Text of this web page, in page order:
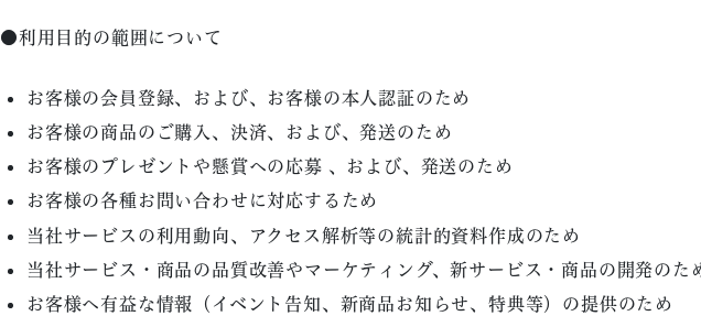
●利用目的の範囲について
お客様の会員登録、および、お客様の本人認証のため
お客様の商品のご購入、決済、および、発送のため
お客様のプレゼントや懸賞への応募 、および、発送のため
お客様の各種お問い合わせに対応するため
当社サービスの利用動向、アクセス解析等の統計的資料作成のため
当社サービス・商品の品質改善やマーケティング、新サービス・商品の開発のた
お客様へ有益な情報（イベント告知、新商品お知らせ、特典等）の提供のため